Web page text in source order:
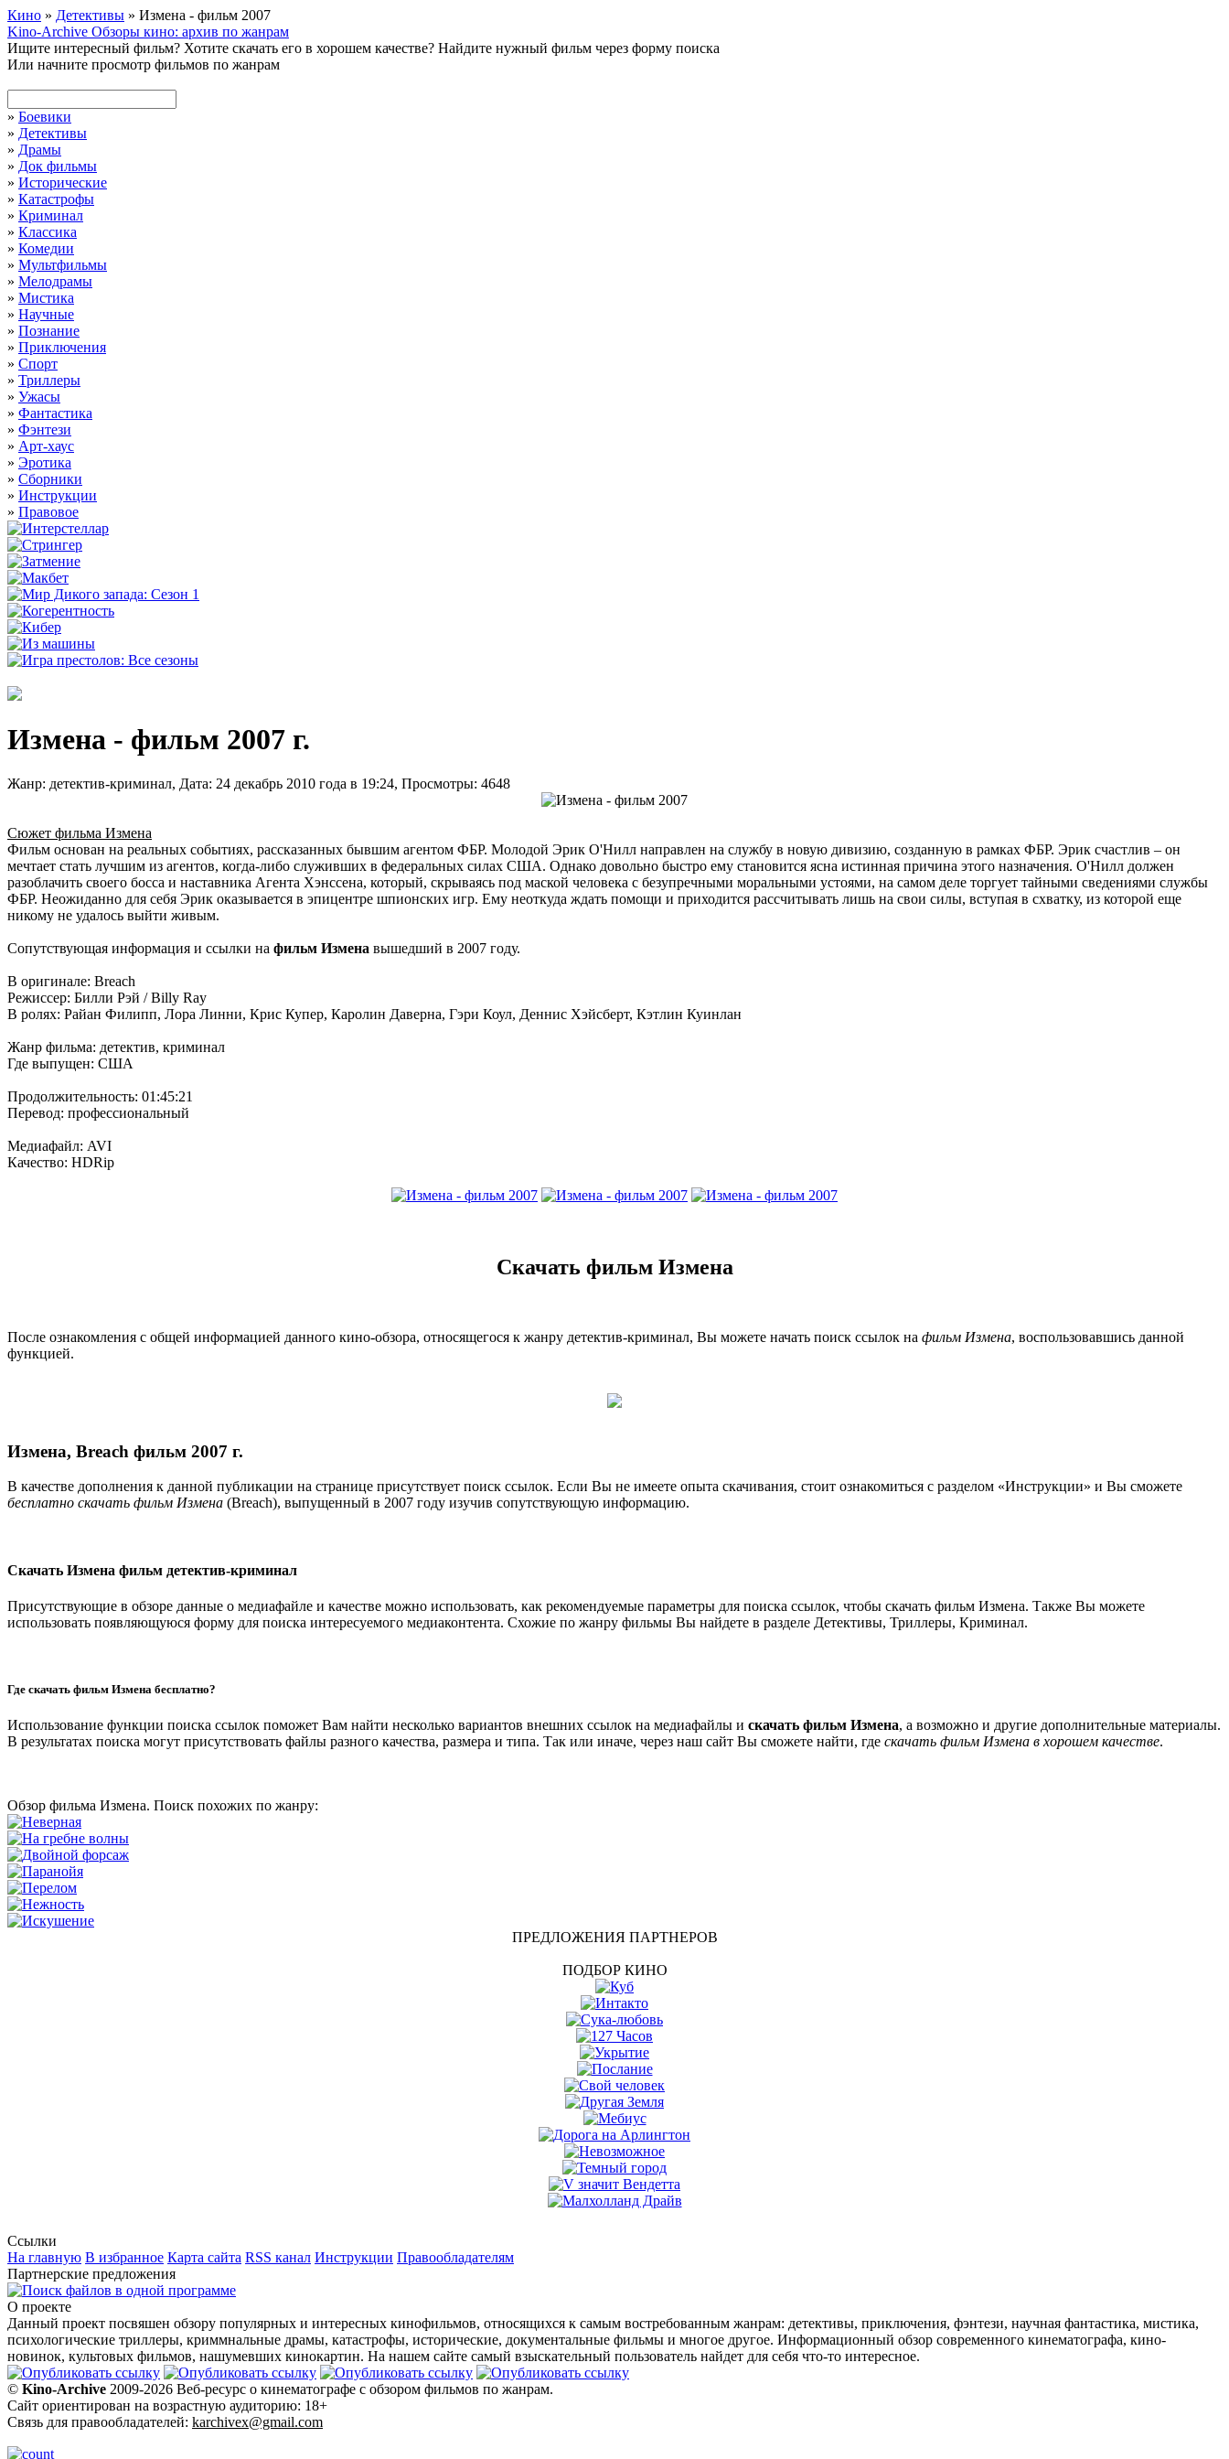
Кино » Детективы » Измена - фильм 2007
Kino-Archive Обзоры кино: архив по жанрам
Ищите интересный фильм? Хотите скачать его в хорошем качестве? Найдите нужный фильм через форму поиска
Или начните просмотр фильмов по жанрам
» Боевики
» Детективы
» Драмы
» Док фильмы
» Исторические
» Катастрофы
» Криминал
» Классика
» Комедии
» Мультфильмы
» Мелодрамы
» Мистика
» Научные
» Познание
» Приключения
» Спорт
» Триллеры
» Ужасы
» Фантастика
» Фэнтези
» Арт-хаус
» Эротика
» Сборники
» Инструкции
» Правовое
Измена - фильм 2007 г.
Жанр: детектив-криминал, Дата: 24 декабрь 2010 года в 19:24, Просмотры: 4648
Сюжет фильма Измена
Фильм основан на реальных событиях, рассказанных бывшим агентом ФБР. Молодой Эрик О'Нилл направлен на службу в новую дивизию, созданную в рамках ФБР. Эрик счастлив – он
мечтает стать лучшим из агентов, когда-либо служивших в федеральных силах США. Однако довольно быстро ему становится ясна истинная причина этого назначения. О'Нилл должен
разоблачить своего босса и наставника Агента Хэнссена, который, скрываясь под маской человека с безупречными моральными устоями, на самом деле торгует тайными сведениями службы
ФБР. Неожиданно для себя Эрик оказывается в эпицентре шпионских игр. Ему неоткуда ждать помощи и приходится рассчитывать лишь на свои силы, вступая в схватку, из которой еще
никому не удалось выйти живым.
Сопутствующая информация и ссылки на фильм Измена вышедший в 2007 году.
В оригинале: Breach
Режиссер: Билли Рэй / Billy Ray
В ролях: Райан Филипп, Лора Линни, Крис Купер, Каролин Даверна, Гэри Коул, Деннис Хэйсберт, Кэтлин Куинлан
Жанр фильма: детектив, криминал
Где выпущен: США
Продолжительность: 01:45:21
Перевод: профессиональный
Медиафайл: AVI
Качество: HDRip
Скачать фильм Измена
После ознакомления с общей информацией данного кино-обзора, относящегося к жанру детектив-криминал, Вы можете начать поиск ссылок на фильм Измена, воспользовавшись данной
функцией.
Измена, Breach фильм 2007 г.
В качестве дополнения к данной публикации на странице присутствует поиск ссылок. Если Вы не имеете опыта скачивания, стоит ознакомиться с разделом «Инструкции» и Вы сможете
бесплатно скачать фильм Измена (Breach), выпущенный в 2007 году изучив сопутствующую информацию.
Скачать Измена фильм детектив-криминал
Присутствующие в обзоре данные о медиафайле и качестве можно использовать, как рекомендуемые параметры для поиска ссылок, чтобы скачать фильм Измена. Также Вы можете
использовать появляющуюся форму для поиска интересуемого медиаконтента. Схожие по жанру фильмы Вы найдете в разделе Детективы, Триллеры, Криминал.
Где скачать фильм Измена бесплатно?
Использование функции поиска ссылок поможет Вам найти несколько вариантов внешних ссылок на медиафайлы и скачать фильм Измена, а возможно и другие дополнительные материалы.
В результатах поиска могут присутствовать файлы разного качества, размера и типа. Так или иначе, через наш сайт Вы сможете найти, где скачать фильм Измена в хорошем качестве.
Обзор фильма Измена. Поиск похожих по жанру:
ПРЕДЛОЖЕНИЯ ПАРТНЕРОВ
ПОДБОР КИНО
Ссылки
На главную В избранное Карта сайта RSS канал Инструкции Правообладателям
Партнерские предложения
О проекте
Данный проект посвяшен обзору популярных и интересных кинофильмов, относящихся к самым востребованным жанрам: детективы, приключения, фэнтези, научная фантастика, мистика,
психологические триллеры, криммнальные драмы, катастрофы, исторические, документальные фильмы и многое другое. Информационный обзор современного кинематографа, кино-
новинок, культовых фильмов, нашумевших кинокартин. На нашем сайте самый взыскательный пользователь найдет для себя что-то интересное.
© Kino-Archive 2009-2026 Веб-ресурс о кинематографе с обзором фильмов по жанрам.
Сайт ориентирован на возрастную аудиторию: 18+
Связь для правообладателей: karchivex@gmail.com